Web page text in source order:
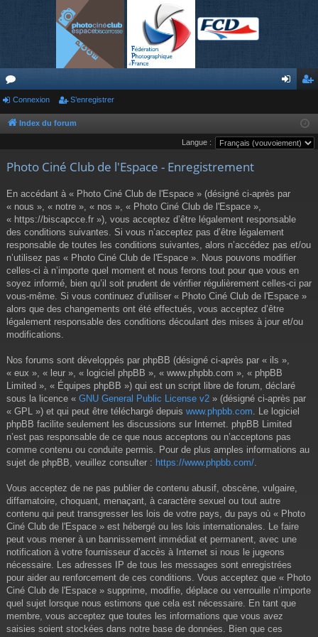
or
u
s
xi
nr
eg
Connexion S’enregistrer
Index du forum
Langue :
Photo Ciné Club de l'Espace - Enregistrement
En accédant à « Photo Ciné Club de l'Espace » (désigné ci-après par
« nous », « notre », « nos », « Photo Ciné Club de l'Espace »,
« https://biscapcce.fr »), vous acceptez d’être légalement responsable
des conditions suivantes. Si vous n’acceptez pas d’être légalement
responsable de toutes les conditions suivantes, alors n’accédez pas et/ou
n’utilisez pas « Photo Ciné Club de l'Espace ». Nous pouvons modifier
celles-ci à n’importe quel moment et nous ferons tout pour que vous en
soyez informé, bien qu’il soit prudent de vérifier régulièrement celles-ci par
vous-même. Si vous continuez d’utiliser « Photo Ciné Club de l'Espace »
alors que des changements ont été effectués, vous acceptez d’être
légalement responsable des conditions découlant des mises à jour et/ou
modifications.
Nos forums sont développés par phpBB (désigné ci-après par « ils »,
« eux », « leur », « logiciel phpBB », « www.phpbb.com », « phpBB
Limited », « Équipes phpBB ») qui est un script libre de forum, déclaré
sous la licence « GNU General Public License v2 » (désigné ci-après par
« GPL ») et qui peut être téléchargé depuis www.phpbb.com . Le logiciel
phpBB facilite seulement les discussions sur Internet. phpBB Limited
n’est pas responsable de ce que nous acceptons ou n’acceptons pas
comme contenu ou conduite permis. Pour de plus amples informations au
sujet de phpBB, veuillez consulter : https://www.phpbb.com/
Vous acceptez de ne pas publier de contenu abusif, obscène, vulgaire,
diffamatoire, choquant, menaçant, à caractère sexuel ou tout autre
contenu qui peut transgresser les lois de votre pays, du pays où « Photo
Ciné Club de l'Espace » est hébergé ou les lois internationales. Le faire
peut vous mener à un bannissement immédiat et permanent, avec une
notification à votre fournisseur d’accès à Internet si nous le jugeons
nécessaire. Les adresses IP de tous les messages sont enregistrées
pour aider au renforcement de ces conditions. Vous acceptez que « Photo
Ciné Club de l'Espace » supprime, modifie, déplace ou verrouille n’importe
quel sujet lorsque nous estimons que cela est nécessaire. En tant que
membre, vous acceptez que toutes les informations que vous avez
saisies soient stockées dans notre base de données. Bien que ces